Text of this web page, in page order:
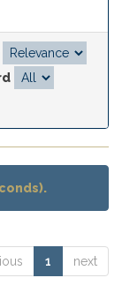
1 next